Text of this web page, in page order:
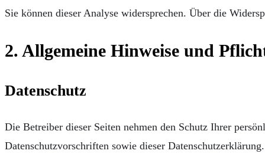
Sie können dieser Analyse widersprechen. Über die
2. Allgemeine Hinweise und
Datenschutz
Die Betreiber dieser Seiten nehmen den Schutz Ihrer
Datenschutzvorschriften sowie dieser Datenschutzerklärung.